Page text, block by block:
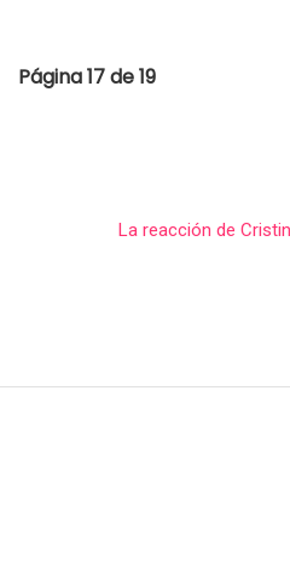
Página 17 de 19
La reacción de